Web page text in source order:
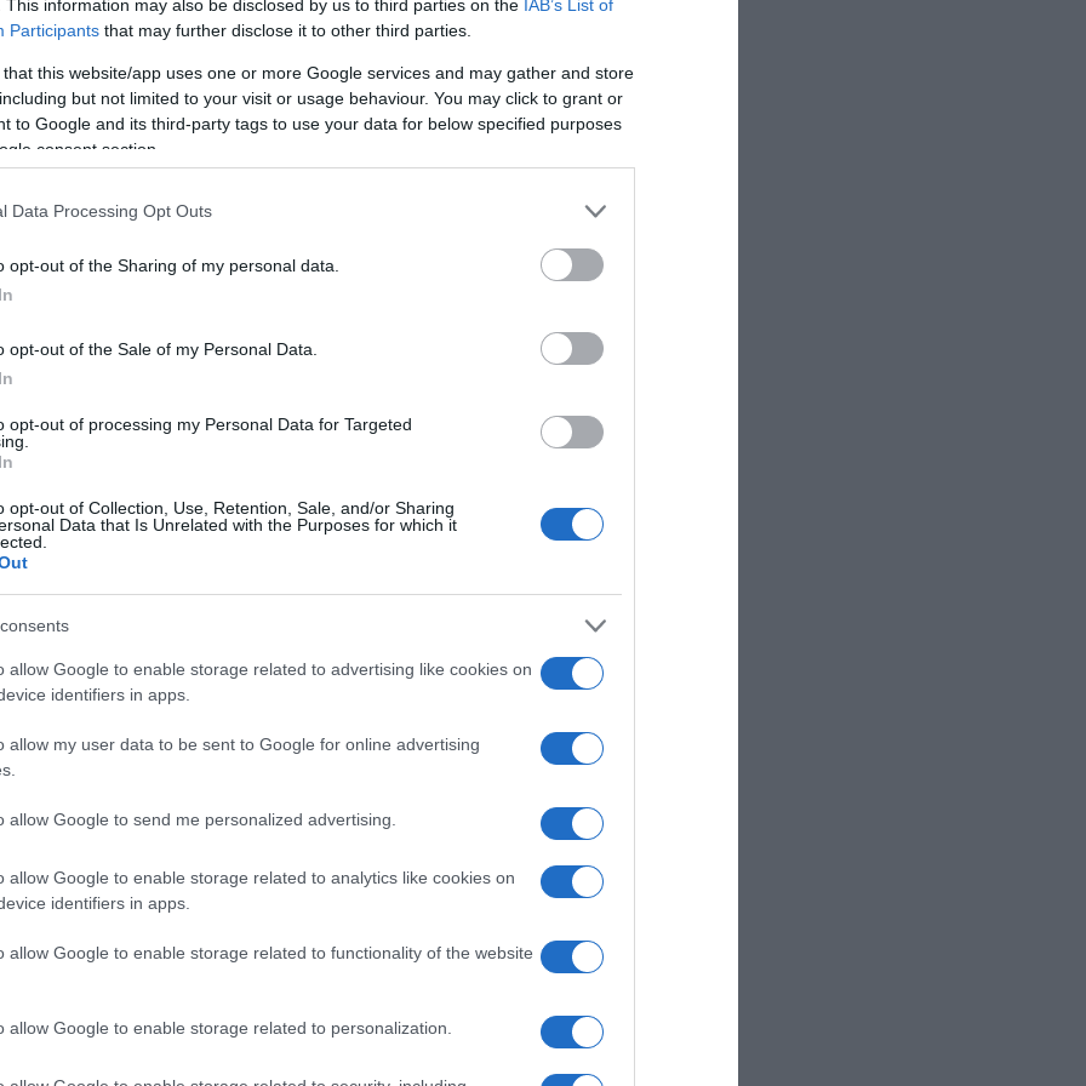
This information may also be disclosed by us to third parties on the IAB’s List of
Participants that may further disclose it to other third parties.
that this website/app uses one or more Google services and may gather and store
but not limited to your visit or usage behaviour. You may click to grant or
to Google and its third-party tags to use your data for below specified purposes
consent section.
Data Processing Opt Outs
opt-out of the Sharing of my personal data.
opt-out of the Sale of my Personal Data.
opt-out of processing my Personal Data for Targeted
opt-out of Collection, Use, Retention, Sale, and/or Sharing
Data that Is Unrelated with the Purposes for which it
allow Google to enable storage related to advertising like cookies on
identifiers in apps.
allow my user data to be sent to Google for online advertising
allow Google to send me personalized advertising.
allow Google to enable storage related to analytics like cookies on
identifiers in apps.
allow Google to enable storage related to functionality of the website
allow Google to enable storage related to personalization.
στο στομάχι» το σκίτσο του Αρκά για
λίγο ανδρισμό έχει μια κοινωνία....»
Το σκίτσο για τον Βόλφγκανγκ Σόιμπλε
ξεσήκωσε συζητήσεις
για τον Γερμανό πολιτικό που έφυγε από τη ζωή
- 10:15
πήρε θέση για τη ροζ σημαία με ένα
σκίτσο (pic)
οι κατά καιρούς ολοκληρωτισμοί έκριναν τα έργα τέχνης με